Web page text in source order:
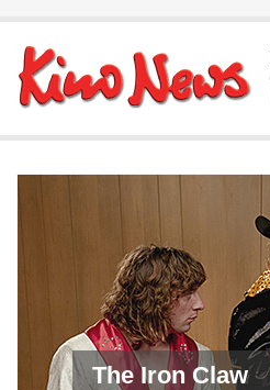
The Iron Claw